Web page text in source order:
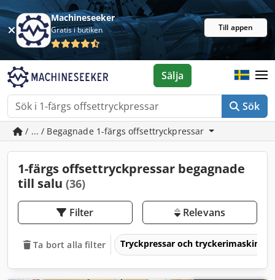
Machineseeker
Gratis i butiken Till appen
Sök
Sälja
/ ... / Begagnade 1-färgs offsettryckpressar
1-färgs offsettryckpressar begagnade
till salu (36)
Filter Relevans
Ta bort alla filter Tryckpressar och tryckerimaskiner